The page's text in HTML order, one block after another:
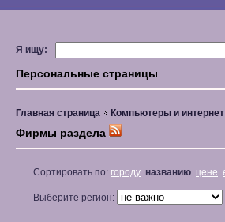
Я ищу:
Персональные страницы
Главная страница Компьютеры и интернет
Фирмы раздела
Сортировать по: городу названию цене
Выберите регион: